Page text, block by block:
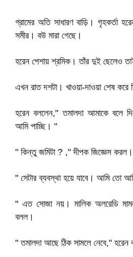
গ্রামের অতি সাধারণ বাড়ি। গৃহকর্তা
সমীর। বউ মারা গেছে।
হরেন পেশায় শ্রমিক। তাঁর দুই ছেলেও
এখন রাত দশটা। খাওয়া-দাওয়া শেষ করে
হরেন বললেন," তমালদা আমাকে বলে
আমি পাচ্ছি। "
" কিন্তু জমিটা ? ," দীপক জিজ্ঞেস করল।
" সেটার ব্যবস্থা হয়ে যাবে। আমি তো
" এত সোজা নয়। মালিক অলরেডি
বলল।
" তমালদা আছে ঠিক সামলে নেবে," হরেন